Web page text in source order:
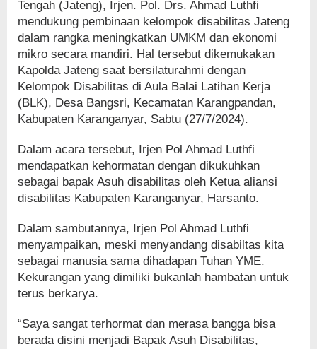
Tengah (Jateng), Irjen. Pol. Drs. Ahmad Luthfi
mendukung pembinaan kelompok disabilitas Jateng
dalam rangka meningkatkan UMKM dan ekonomi
mikro secara mandiri. Hal tersebut dikemukakan
Kapolda Jateng saat bersilaturahmi dengan
Kelompok Disabilitas di Aula Balai Latihan Kerja
(BLK), Desa Bangsri, Kecamatan Karangpandan,
Kabupaten Karanganyar, Sabtu (27/7/2024).
Dalam acara tersebut, Irjen Pol Ahmad Luthfi
mendapatkan kehormatan dengan dikukuhkan
sebagai bapak Asuh disabilitas oleh Ketua aliansi
disabilitas Kabupaten Karanganyar, Harsanto.
Dalam sambutannya, Irjen Pol Ahmad Luthfi
menyampaikan, meski menyandang disabiltas kita
sebagai manusia sama dihadapan Tuhan YME.
Kekurangan yang dimiliki bukanlah hambatan untuk
terus berkarya.
“Saya sangat terhormat dan merasa bangga bisa
berada disini menjadi Bapak Asuh Disabilitas,